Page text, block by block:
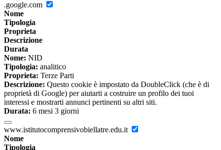
.google.com
Nome
Tipologia
Proprieta
Descrizione
Durata
Nome: NID
Tipologia: analitico
Proprieta: Terze Parti
Descrizione: Questo cookie è impostato da DoubleClick (che è di
proprietà di Google) per aiutarti a costruire un profilo dei tuoi
interessi e mostrarti annunci pertinenti su altri siti.
Durata: 6 mesi 3 giorni
www.istitutocomprensivobiellatre.edu.it
Nome
Tipologia